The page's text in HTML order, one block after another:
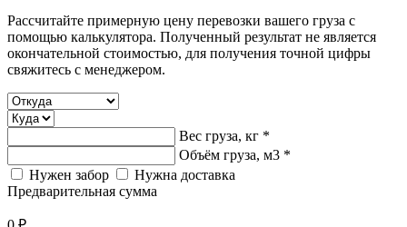
Рассчитайте примерную цену перевозки вашего груза с
помощью калькулятора. Полученный результат не является
окончательной стоимостью, для получения точной цифры
свяжитесь с менеджером.
Вес груза, кг *
Объём груза, м3 *
Нужен забор
Нужна доставка
Предварительная сумма